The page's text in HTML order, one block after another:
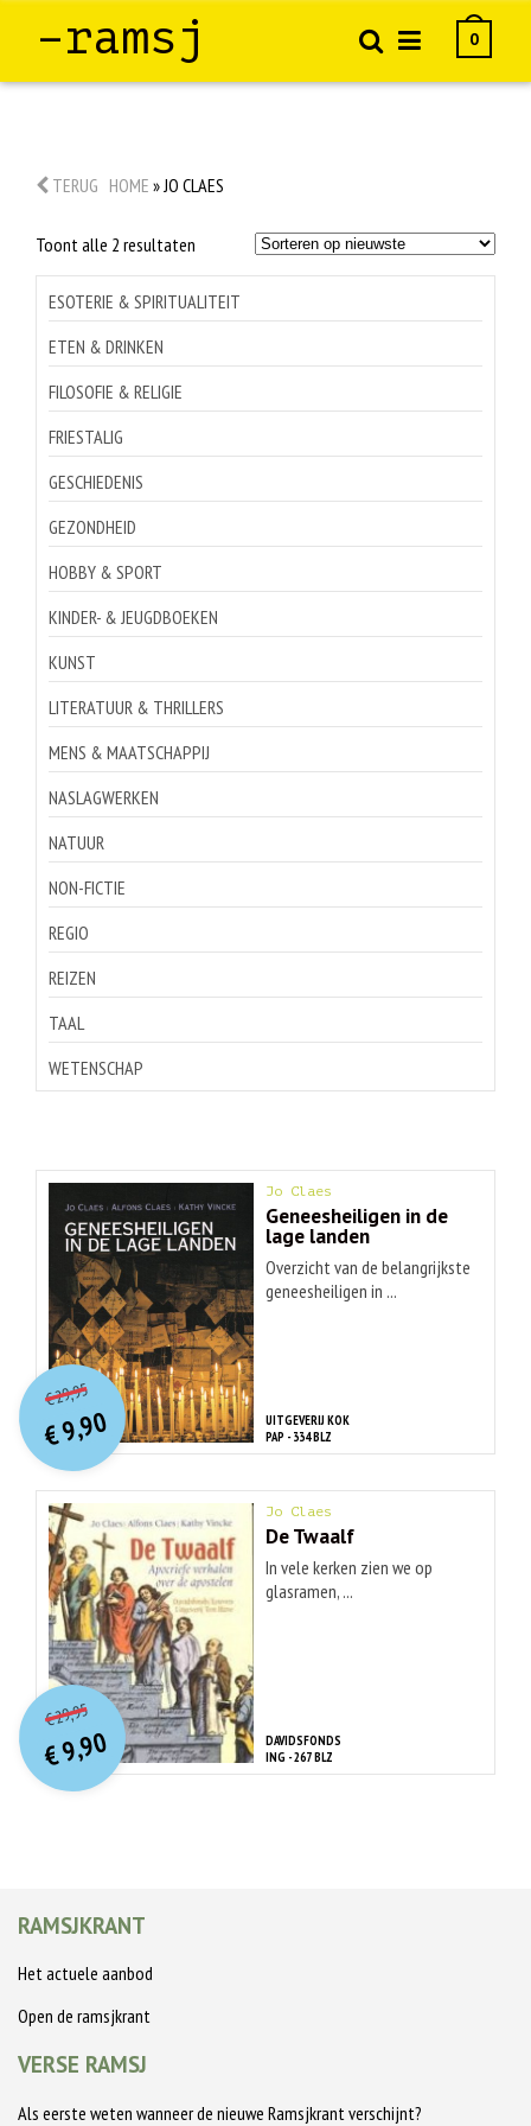
–ramsj 0
TERUG HOME »JO CLAES
Toont alle 2 resultaten Gesorteerd
nieuwste
ESOTERIE & SPIRITUALITEIT
ETEN & DRINKEN
FILOSOFIE & RELIGIE
FRIESTALIG
GESCHIEDENIS
GEZONDHEID
HOBBY & SPORT
KINDER- & JEUGDBOEKEN
KUNST
LITERATUUR & THRILLERS
MENS & MAATSCHAPPIJ
NASLAGWERKEN
NATUUR
NON-FICTIE
REGIO
REIZEN
TAAL
WETENSCHAP
Jo Claes
Geneesheiligen in de
lage landen
Overzicht van de belangrijkste
geneesheiligen in ...
UITGEVERIJ KOK
PAP - 334 BLZ
€29,95O
orspr
onkelijke
prijs
was:
€ 29,95.
€9,90
Huidige
prijs
is:
€ 9,90.
Jo Claes
De Twaalf
In vele kerken zien we op
glasramen, ...
DAVIDSFONDS
ING - 267 BLZ
€29,95O
orspr
onkelijke
prijs
was:
€ 29,95.
€9,90
Huidige
prijs
is:
€ 9,90.
RAMSJKRANT
Het actuele aanbod
Open de ramsjkrant
VERSE RAMSJ
Als eerste weten wanneer de nieuwe Ramsjkrant verschijnt?